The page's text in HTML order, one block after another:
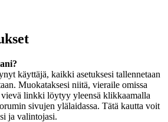
käyttäjä, kaikki asetuksesi tallennetaan
Muokataksesi niitä, vieraile omissa
vievä linkki löytyy yleensä klikkaamalla
sivujen ylälaidassa. Tätä kautta voit
ja valintojasi.